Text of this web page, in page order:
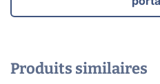
Produits similaires